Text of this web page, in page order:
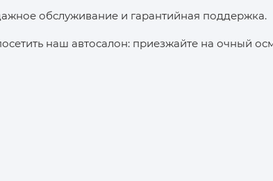
обслуживание и гарантийная поддержка.
наш автосалон: приезжайте на очный